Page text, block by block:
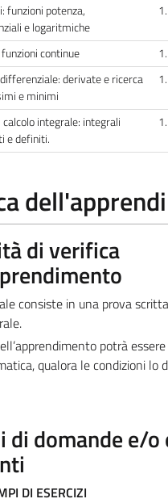
funzioni potenza,
e logaritmiche
continue
derivate e ricerca
e minimi
calcolo integrale: integrali
e definiti.
di verifica
consiste in una prova
potrà
qualora le condizioni lo
di domande e/o
DI ESERCIZI